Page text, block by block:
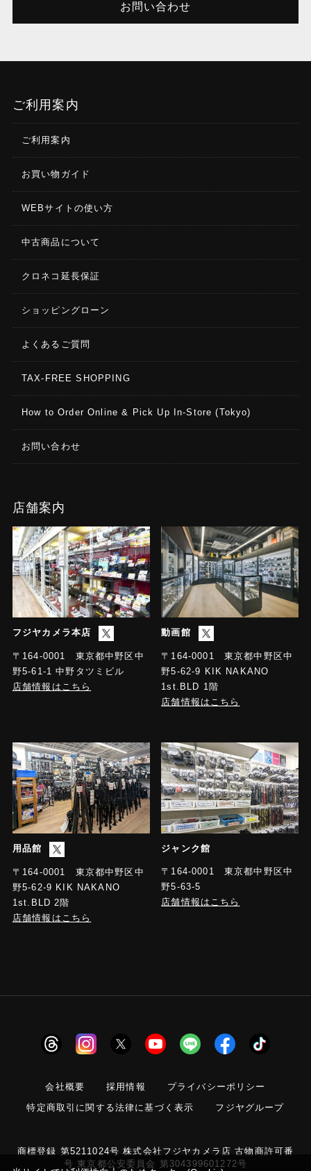
お問い合わせ
ご利用案内
ご利用案内
お買い物ガイド
WEBサイトの使い方
中古商品について
クロネコ延長保証
ショッピングローン
よくあるご質問
TAX-FREE SHOPPING
How to Order Online & Pick Up In-Store (Tokyo)
お問い合わせ
店舗案内
フジヤカメラ本店
〒164-0001 東京都中野区中
野5-61-1 中野タツミビル
店舗情報はこちら
動画館
〒164-0001 東京都中野区中
野5-62-9 KIK NAKANO
1st.BLD 1階
店舗情報はこちら
用品館
〒164-0001 東京都中野区中
野5-62-9 KIK NAKANO
1st.BLD 2階
店舗情報はこちら
ジャンク館
〒164-0001 東京都中野区中
野5-63-5
店舗情報はこちら
会社概要 採用情報
プライバシーポリシー
特定商取引に関する法律に基づく表示
フジヤグループ
商標登録 第5211024号 株式会社フジヤカメラ店 古物商許可番
号 東京都公安委員会 第304399601272号